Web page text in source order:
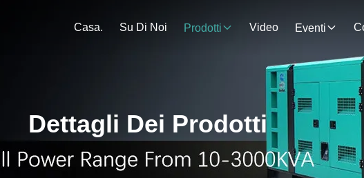
Casa. Su Di Noi Prodotti Video Eventi
Dettagli Dei Prodotti